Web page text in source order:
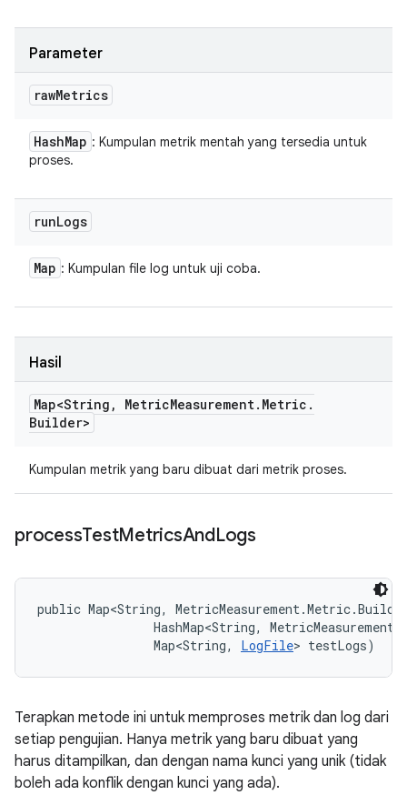
Parameter
rawMetrics
HashMap : Kumpulan metrik mentah yang tersedia untuk
proses.
runLogs
Map : Kumpulan file log untuk uji coba.
Hasil
Map<String , MetricMeasurement. Metric .
Builder>
Kumpulan metrik yang baru dibuat dari metrik proses.
processTestMetricsAndLogs
public Map<String,
HashMap<String,
                Map<String,
LogFile> testLogs)
Terapkan metode ini untuk memproses metrik dan log dari
setiap pengujian. Hanya metrik yang baru dibuat yang
harus ditampilkan, dan dengan nama kunci yang unik (tidak
boleh ada konflik dengan kunci yang ada).